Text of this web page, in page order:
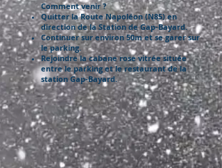
Comment venir ?
Quitter la Route Napoléon (N85) en
direction de la Station de Gap-Bayard.
Continuer sur environ 50m et se garer sur
le parking.
Rejoindre la cabane rose vitrée située
entre le parking et le restaurant de la
station Gap-Bayard.